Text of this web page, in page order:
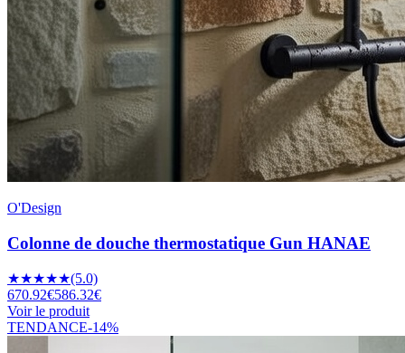
O'Design
Colonne de douche thermostatique Gun HANAE
★★★★★(5.0)
670.92€586.32€
Voir le produit
TENDANCE-14%